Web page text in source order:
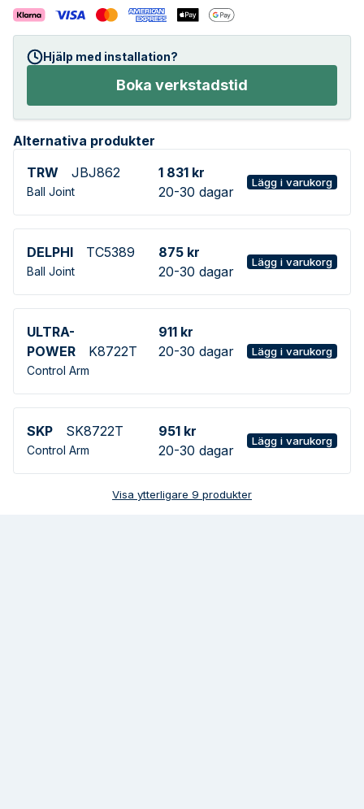
Hjälp med installation?
Boka verkstadstid
Alternativa produkter
TRW
JBJ862
Ball Joint
1 831 kr
20-30 dagar
Lägg i varukorg
DELPHI TC5389
Ball Joint
875 kr
20-30 dagar
Lägg i varukorg
ULTRA-
POWER
K8722T
Control Arm
911 kr
20-30 dagar
Lägg i varukorg
SKP SK8722T
Control Arm
951 kr
20-30 dagar
Lägg i varukorg
Visa ytterligare 9 produkter